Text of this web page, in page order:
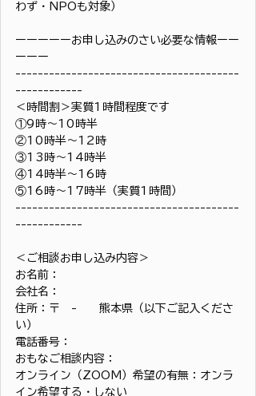
わず・NPOも対象）
ーーーーーお申し込みのさい必要な情報ーー
ーーー
----------------------------------------
------------
＜時間割＞実質1時間程度です
①9時〜10時半
②10時半〜12時
③13時〜14時半
④14時半〜16時
⑤16時〜17時半（実質1時間）
----------------------------------------
------------
＜ご相談お申し込み内容＞
お名前：
会社名：
住所：〒　-　　熊本県（以下ご記入くださ
い）
電話番号：
おもなご相談内容：
オンライン（ZOOM）希望の有無：オンラ
イン希望する・しない